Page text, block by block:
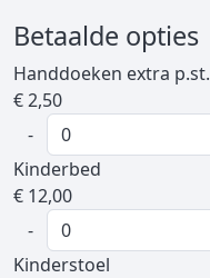
Betaalde opties
Handdoeken extra p.st.
€ 2,50
-
Kinderbed
€ 12,00
-
Kinderstoel